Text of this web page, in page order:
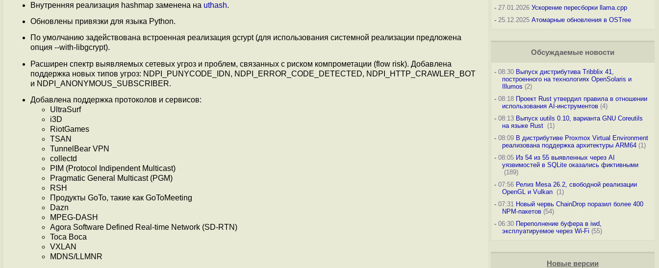
Внутренняя реализация hashmap заменена на uthash.
Обновлены привязки для языка Python.
По умолчанию задействована встроенная реализация gcrypt (для использования системной реализации предложена
опция --with-libgcrypt).
Расширен спектр выявляемых сетевых угроз и проблем, связанных с риском компрометации (flow risk). Добавлена
поддержка новых типов угроз: NDPI_PUNYCODE_IDN, NDPI_ERROR_CODE_DETECTED, NDPI_HTTP_CRAWLER_BOT
и NDPI_ANONYMOUS_SUBSCRIBER.
Добавлена поддержка протоколов и сервисов:
UltraSurf
i3D
RiotGames
TSAN
TunnelBear VPN
collectd
PIM (Protocol Indipendent Multicast)
Pragmatic General Multicast (PGM)
RSH
Продукты GoTo, такие как GoToMeeting
Dazn
MPEG-DASH
Agora Software Defined Real-time Network (SD-RTN)
Toca Boca
VXLAN
MDNS/LLMNR
-27.01.2026 Ускорение пересборки llama.cpp
-25.12.2025 Атомарные обновления в OSTree
Обсуждаемые новости
-08:30 Выпуск дистрибутива Tribblix 41,
построенного на технологиях OpenSolaris и
Illumos (2)
-08:18 Проект Rust утвердил правила в отношении
использования AI-инструментов(4)
-08:13 Выпуск uutils 0.10, варианта GNU Coreutils
на языке Rust (1)
-08:09 В дистрибутиве Proxmox Virtual Environment
реализована поддержка архитектуры ARM64(1)
-08:05 Из 54 из 55 выявленных через AI
уязвимостей в SQLite оказались фиктивными
(189)
-07:56 Релиз Mesa 26.2, свободной реализации
OpenGL и Vulkan (1)
-07:31 Новый червь ChainDrop поразил более 400
NPM-пакетов(54)
-06:30 Переполнение буфера в iwd,
эксплуатируемое через Wi-Fi (55)
Новые версии